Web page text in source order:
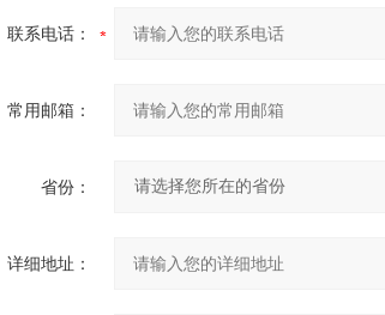
联系电话：
常用邮箱：
省份：
详细地址：